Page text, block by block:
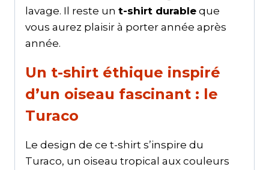
lavage. Il reste un t-shirt durable que
vous aurez plaisir à porter année après
année.
Un t-shirt éthique inspiré
d’un oiseau fascinant : le
Turaco
Le design de ce t-shirt s’inspire du
Turaco, un oiseau tropical aux couleurs